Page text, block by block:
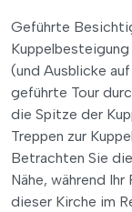
Geführte
Kuppelbesteigung
(und Ausblicke
geführte Tour
die Spitze der
Treppen zur
Betrachten Sie
Nähe, während
dieser Kirche im